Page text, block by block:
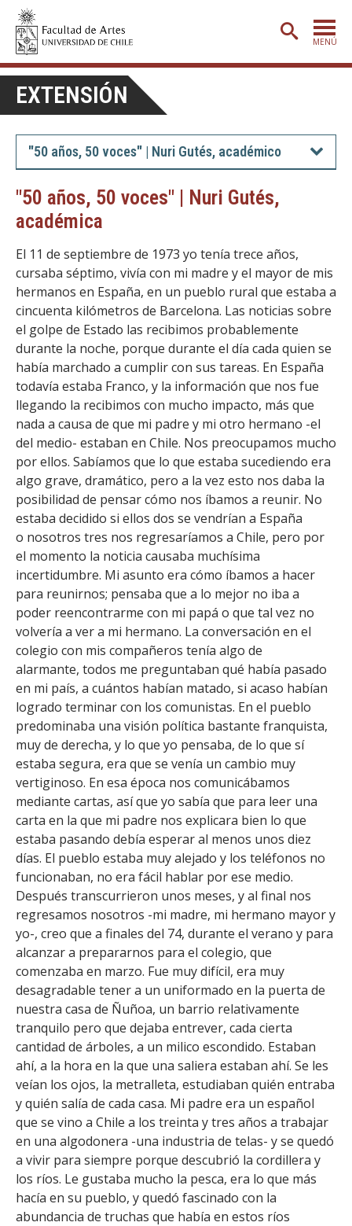
MENÚ
ADMISIÓN
ETAPA BÁSICA
CARRERAS
POSTGRADO
CREACIÓNE INVESTIGACIÓN
BIBLIOTECA
DEPARTAMENTOS
FACULTAD
Estudiantes
Académicas/os
Funcionarias/os
Egresadas/os
EXTENSIÓN
"50 años, 50 voces" | Nuri Gutés, académico
"50 años, 50 voces" | Nuri Gutés,
académica
El 11 de septiembre de 1973 yo tenía trece años,
cursaba séptimo, vivía con mi madre y el mayor de mis
hermanos en España, en un pueblo rural que estaba a
cincuenta kilómetros de Barcelona. Las noticias sobre
el golpe de Estado las recibimos probablemente
durante la noche, porque durante el día cada quien se
había marchado a cumplir con sus tareas. En España
todavía estaba Franco, y la información que nos fue
llegando la recibimos con mucho impacto, más que
nada a causa de que mi padre y mi otro hermano -el
del medio- estaban en Chile. Nos preocupamos mucho
por ellos. Sabíamos que lo que estaba sucediendo era
algo grave, dramático, pero a la vez esto nos daba la
posibilidad de pensar cómo nos íbamos a reunir. No
estaba decidido si ellos dos se vendrían a España
o nosotros tres nos regresaríamos a Chile, pero por
el momento la noticia causaba muchísima
incertidumbre. Mi asunto era cómo íbamos a hacer
para reunirnos; pensaba que a lo mejor no iba a
poder reencontrarme con mi papá o que tal vez no
volvería a ver a mi hermano. La conversación en el
colegio con mis compañeros tenía algo de
alarmante, todos me preguntaban qué había pasado
en mi país, a cuántos habían matado, si acaso habían
logrado terminar con los comunistas. En el pueblo
predominaba una visión política bastante franquista,
muy de derecha, y lo que yo pensaba, de lo que sí
estaba segura, era que se venía un cambio muy
vertiginoso. En esa época nos comunicábamos
mediante cartas, así que yo sabía que para leer una
carta en la que mi padre nos explicara bien lo que
estaba pasando debía esperar al menos unos diez
días. El pueblo estaba muy alejado y los teléfonos no
funcionaban, no era fácil hablar por ese medio.
Después transcurrieron unos meses, y al final nos
regresamos nosotros -mi madre, mi hermano mayor y
yo-, creo que a finales del 74, durante el verano y para
alcanzar a prepararnos para el colegio, que
comenzaba en marzo. Fue muy difícil, era muy
desagradable tener a un uniformado en la puerta de
nuestra casa de Ñuñoa, un barrio relativamente
tranquilo pero que dejaba entrever, cada cierta
cantidad de árboles, a un milico escondido. Estaban
ahí, a la hora en la que una saliera estaban ahí. Se les
veían los ojos, la metralleta, estudiaban quién entraba
y quién salía de cada casa. Mi padre era un español
que se vino a Chile a los treinta y tres años a trabajar
en una algodonera -una industria de telas- y se quedó
a vivir para siempre porque descubrió la cordillera y
los ríos. Le gustaba mucho la pesca, era lo que más
hacía en su pueblo, y quedó fascinado con la
abundancia de truchas que había en estos ríos